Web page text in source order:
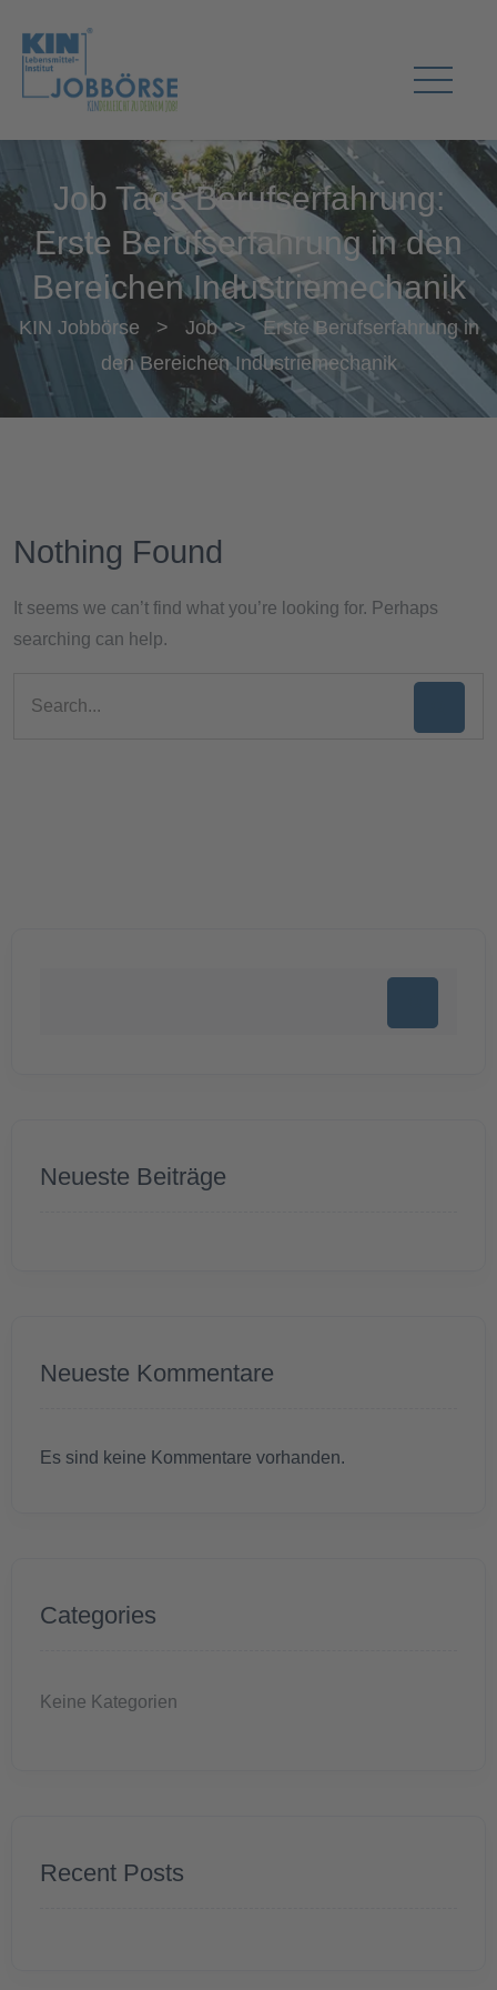
Job Tags Berufserfahrung:
Erste Berufserfahrung in den
Bereichen Industriemechanik
KIN Jobbörse > Job >
Erste Berufserfahrung in
den Bereichen Industriemechanik
Nothing Found
It seems we can’t find what you’re looking for. Perhaps
searching can help.
Neueste Beiträge
Neueste Kommentare
Es sind keine Kommentare vorhanden.
Categories
Keine Kategorien
Recent Posts